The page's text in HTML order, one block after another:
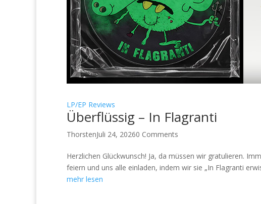
LP/EP Reviews
Überflüssig – In Flagranti
ThorstenJuli 24, 20260 Comments
Herzlichen Glückwunsch! Ja, da müssen wir gratulieren.
feiern und uns alle einladen, indem wir sie „In Flagranti
mehr lesen